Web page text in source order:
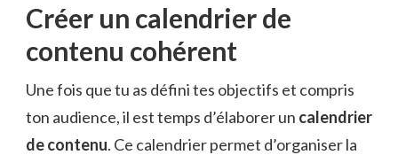
Créer un calendrier de
contenu cohérent
Une fois que tu as défini tes objectifs et compris
ton audience, il est temps d’élaborer un calendrier
de contenu. Ce calendrier permet d’organiser la